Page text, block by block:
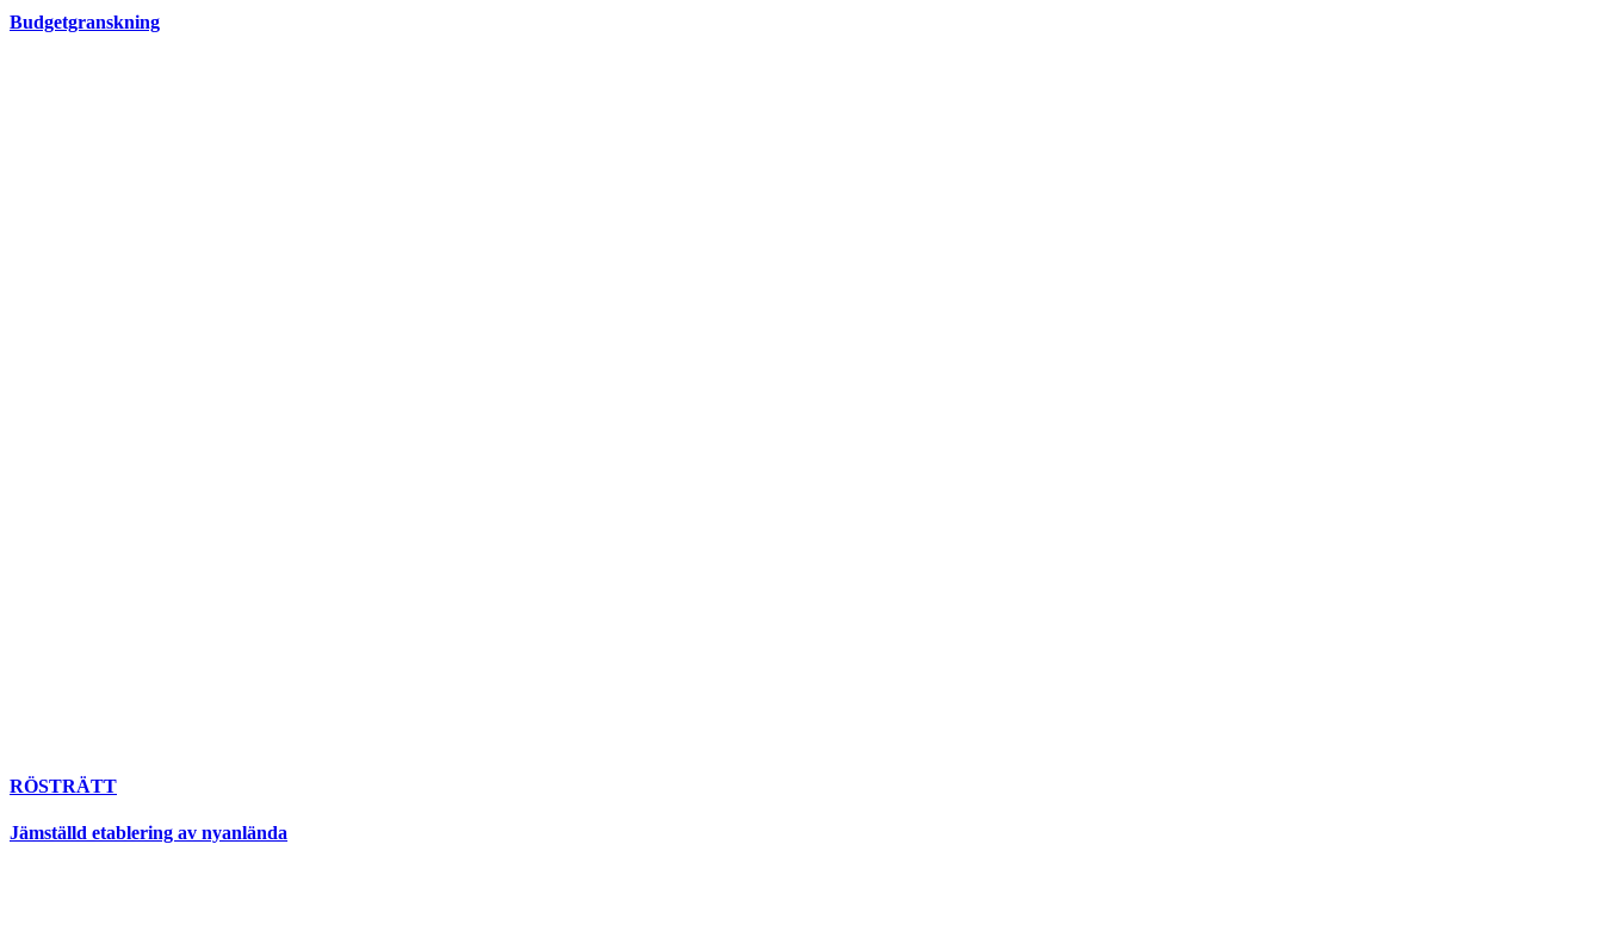
Budgetgranskning
RÖSTRÄTT
Jämställd etablering av nyanlända